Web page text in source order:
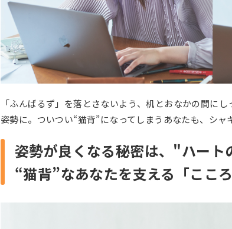
「ふんばるず」を落とさないよう、机とおなかの間に
姿勢に。ついつい“猫背”になってしまうあなたも、シャ
姿勢が良くなる秘密は、"ハート
“猫背”なあなたを支える「ここ